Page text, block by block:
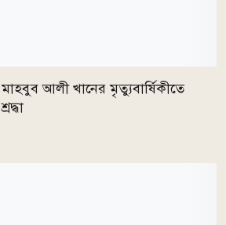
আলী খানের মৃত্যুবার্ষিকীতে